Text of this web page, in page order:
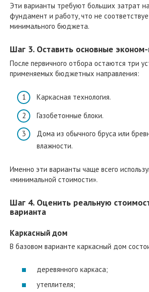
Эти варианты требуют больших затрат
фундамент и работу, что не
минимального бюджета.
Шаг 3. Оставить основные
После первичного отбора остаются три
применяемых бюджетных направления:
Каркасная технология.
Газобетонные блоки.
Дома из обычного бруса или
влажности.
Именно эти варианты чаще всего
«минимальной стоимости».
Шаг 4. Оценить реальную
варианта
Каркасный дом
В базовом варианте каркасный дом
деревянного каркаса;
утеплителя;